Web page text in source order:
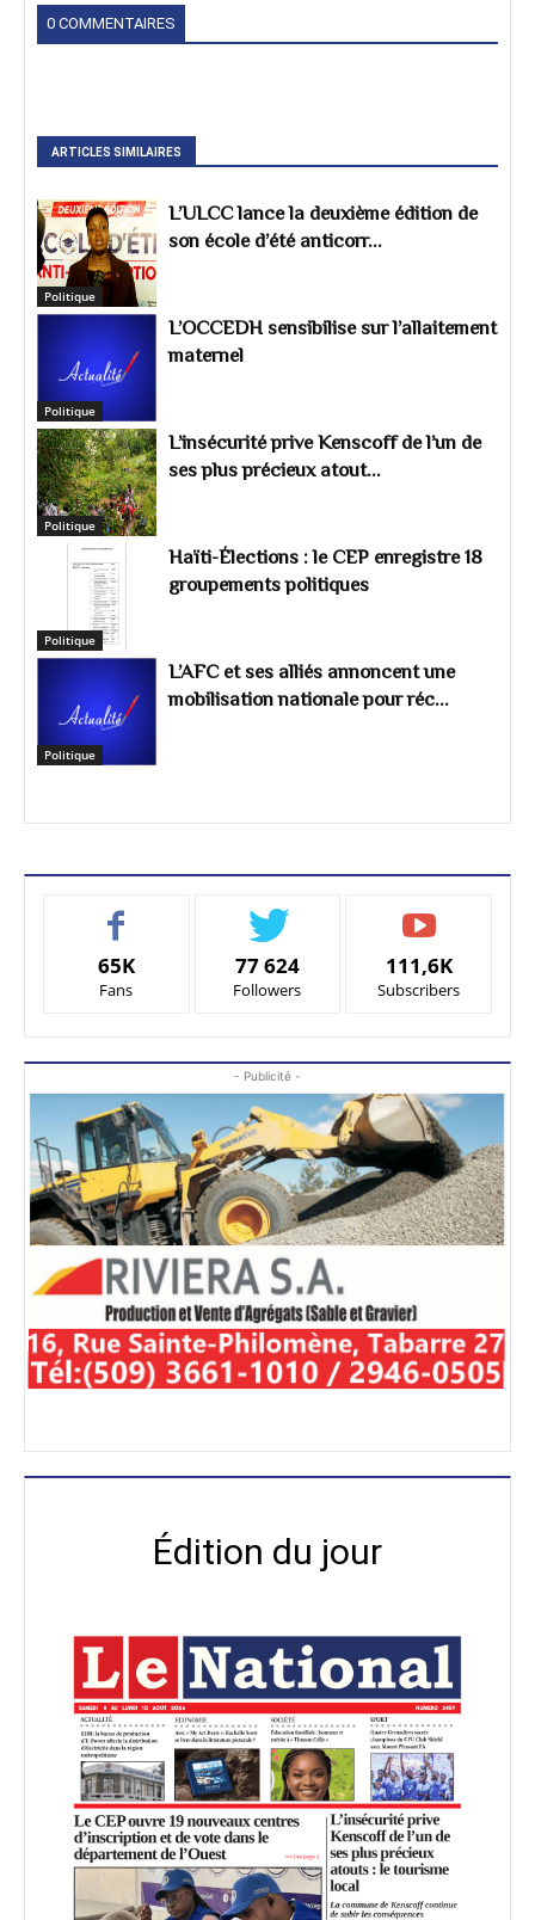
0 COMMENTAIRES
ARTICLES SIMILAIRES
Politique
L’ULCC lance la deuxième édition de
son école d’été anticorr...
Politique
L’OCCEDH sensibilise sur l’allaitement
maternel
Politique
L’insécurité prive Kenscoff de l’un de
ses plus précieux atout...
Politique
Haïti-Élections : le CEP enregistre 18
groupements politiques
Politique
L’AFC et ses alliés annoncent une
mobilisation nationale pour réc...
65K
Fans
77 624
Followers
111,6K
Subscribers
- Publicité -
Édition du jour